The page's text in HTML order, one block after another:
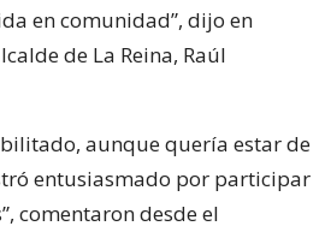
en comunidad”, dijo en
de La Reina, Raúl
aunque quería estar de
entusiasmado por participar
comentaron desde el